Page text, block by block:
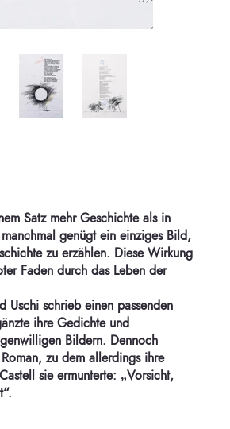
Satz mehr Geschichte als in
genügt ein einziges Bild,
zu erzählen. Diese Wirkung
Faden durch das Leben der
Uschi schrieb einen passenden
ihre Gedichte und
Bildern. Dennoch
zu dem allerdings ihre
sie ermunterte: „Vorsicht,